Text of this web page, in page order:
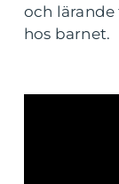
och
hos barnet.